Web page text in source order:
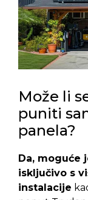
Može li
puniti
panela?
Da, moguće
isključivo s
instalacije